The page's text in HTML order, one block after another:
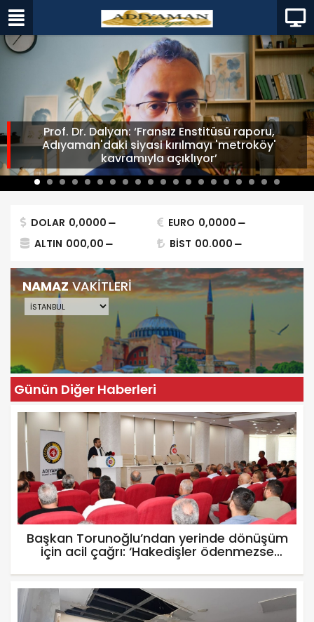
Prof. Dr. Dalyan: ‘Fransız Enstitüsü raporu,
Adıyaman'daki siyasi kırılmayı 'metroköy'
kavramıyla açıklıyor’
DOLAR 0,0000 EURO 0,0000
ALTIN 000,00 BİST 00.000
NAMAZVAKİTLERİ
Günün Diğer Haberleri
Başkan Torunoğlu’ndan yerinde dönüşüm
için acil çağrı: ‘Hakedişler ödenmezse
inşaatlar durur’